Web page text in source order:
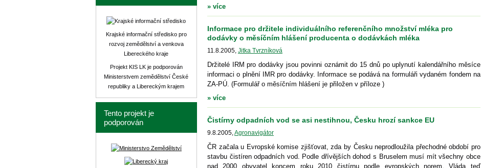
» více
Informace pro držitele individuálního referenčního množství mléka pro
dodávky o měsíčním hlášení producenta o dodávkách mléka
11.8.2005, Jitka Tvrzníková
Držitelé IRM pro dodávky jsou povinni oznámit do 15 dnů po uplynutí kalendářního měsíce
informaci o plnění IMR pro dodávky. Informace se podává na formuláři vydaném fondem na
ZA-PÚ. (Formulář o měsíčním hlášení je přiložen v příloze )
» více
Čistírny odpadních vod se asi nestihnou, Česku hrozí sankce EU
9.8.2005, Agronavigátor
ČR začala u Evropské komise zjišťovat, zda by Česku neprodloužila přechodné období pro
stavbu čistíren odpadních vod. Podle dřívějších dohod s Bruselem musí mít všechny obce
nad 2000 obyvatel koncem roku 2010 čistírnu podle evropských norem. Vláda teď
Krajské informační středisko pro
rozvoj zemědělství a venkova
Libereckého kraje
Projekt KIS LK je podporován
Ministerstvem zemědělství České
republiky a Libereckým krajem
Tento projekt je
podporován